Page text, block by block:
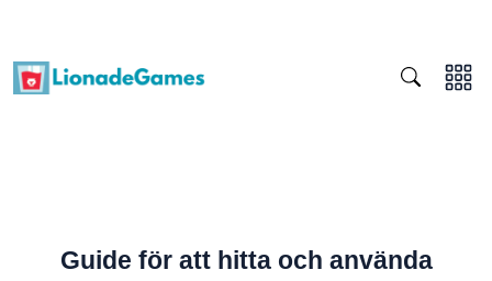
Guide för att hitta och använda